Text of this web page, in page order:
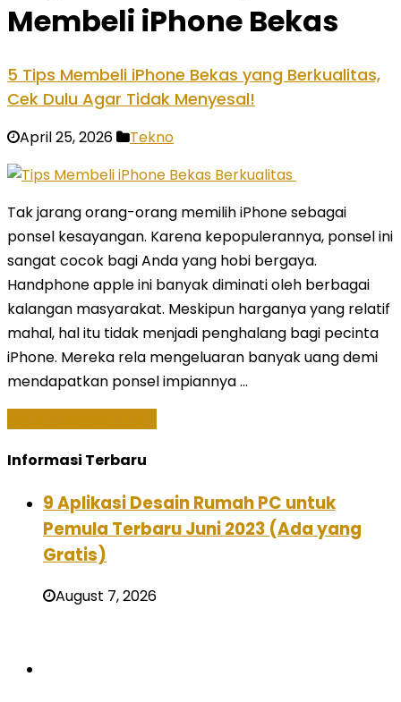
Membeli iPhone Bekas
5 Tips Membeli iPhone Bekas yang Berkualitas,
Cek Dulu Agar Tidak Menyesal!
April 25, 2026 Tekno
Tak jarang orang-orang memilih iPhone sebagai
ponsel kesayangan. Karena kepopulerannya, ponsel ini
sangat cocok bagi Anda yang hobi bergaya.
Handphone apple ini banyak diminati oleh berbagai
kalangan masyarakat. Meskipun harganya yang relatif
mahal, hal itu tidak menjadi penghalang bagi pecinta
iPhone. Mereka rela mengeluaran banyak uang demi
mendapatkan ponsel impiannya …
Informasi Terbaru
9 Aplikasi Desain Rumah PC untuk
Pemula Terbaru Juni 2023 (Ada yang
Gratis)
August 7, 2026